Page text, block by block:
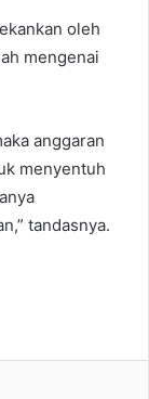
oleh
mengenai
anggaran
menyentuh
tandasnya.